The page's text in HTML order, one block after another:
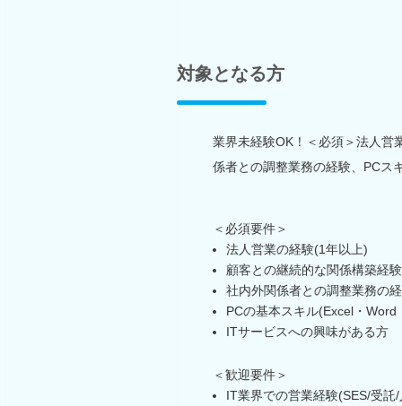
対象となる方
業界未経験OK！＜必須＞法人営
係者との調整業務の経験、PCス
＜必須要件＞
法人営業の経験(1年以上)
顧客との継続的な関係構築経験
社内外関係者との調整業務の
PCの基本スキル(Excel・Word
ITサービスへの興味がある方
＜歓迎要件＞
IT業界での営業経験(SES/受託